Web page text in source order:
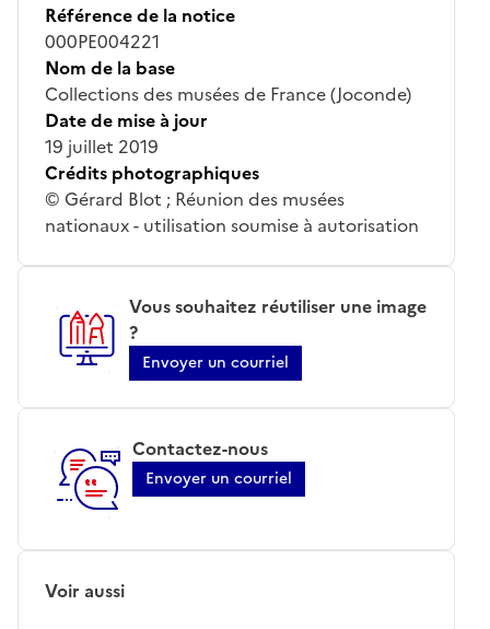
Référence de la notice
000PE004221
Nom de la base
Collections des musées de France (Joconde)
Date de mise à jour
19 juillet 2019
Crédits photographiques
© Gérard Blot ; Réunion des musées
nationaux - utilisation soumise à autorisation
Vous souhaitez réutiliser une image
?
Envoyer un courriel
Contactez-nous
Envoyer un courriel
Voir aussi